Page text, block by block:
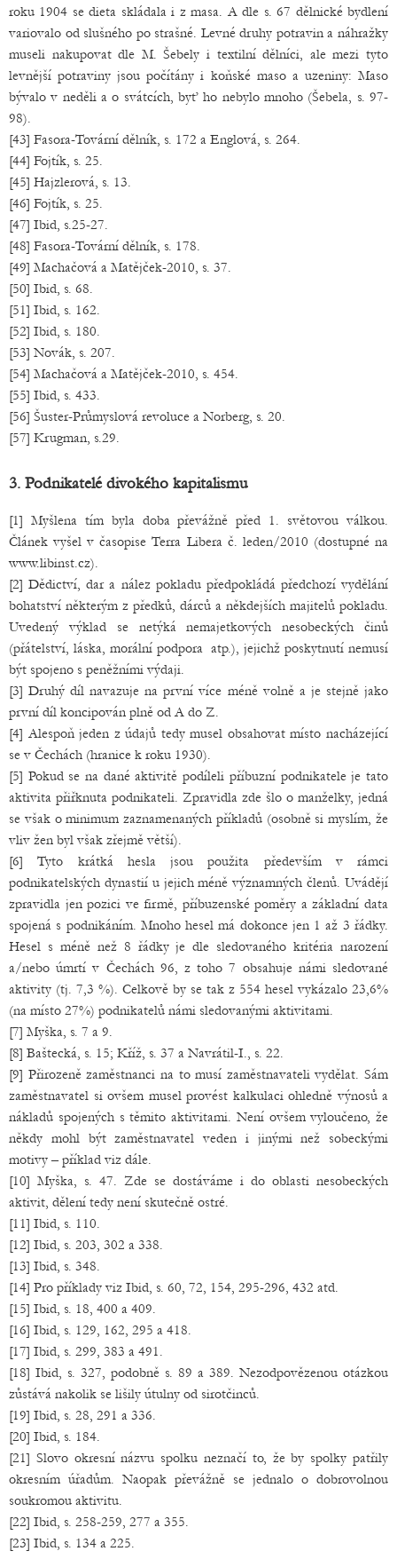
roku 1904 se dieta skládala i z masa. A dle s. 67 dělnické bydlení
variovalo od slušného po strašné. Levné druhy potravin a náhražky
museli nakupovat dle M. Šebely i textilní dělníci, ale mezi tyto
levnější potraviny jsou počítány i koňské maso a uzeniny: Maso
bývalo v neděli a o svátcích, byť ho nebylo mnoho (Šebela, s. 97-
98).
[43] Fasora-Tovární dělník, s. 172 a Englová, s. 264.
[44] Fojtík, s. 25.
[45] Hajzlerová, s. 13.
[46] Fojtík, s. 25.
[47] Ibid, s.25-27.
[48] Fasora-Tovární dělník, s. 178.
[49] Machačová a Matějček-2010, s. 37.
[50] Ibid, s. 68.
[51] Ibid, s. 162.
[52] Ibid, s. 180.
[53] Novák, s. 207.
[54] Machačová a Matějček-2010, s. 454.
[55] Ibid, s. 433.
[56] Šuster-Průmyslová revoluce a Norberg, s. 20.
[57] Krugman, s.29.
3. Podnikatelé divokého kapitalismu
[1] Myšlena tím byla doba převážně před 1. světovou válkou.
Článek vyšel v časopise Terra Libera č. leden/2010 (dostupné na
www.libinst.cz).
[2] Dědictví, dar a nález pokladu předpokládá předchozí vydělání
bohatství některým z předků, dárců a někdejších majitelů pokladu.
Uvedený výklad se netýká nemajetkových nesobeckých činů
(přátelství, láska, morální podpora atp.), jejichž poskytnutí nemusí
být spojeno s peněžními výdaji.
[3] Druhý díl navazuje na první více méně volně a je stejně jako
první díl koncipován plně od A do Z.
[4] Alespoň jeden z údajů tedy musel obsahovat místo nacházející
se v Čechách (hranice k roku 1930).
[5] Pokud se na dané aktivitě podíleli příbuzní podnikatele je tato
aktivita přiřknuta podnikateli. Zpravidla zde šlo o manželky, jedná
se však o minimum zaznamenaných příkladů (osobně si myslím, že
vliv žen byl však zřejmě větší).
[6] Tyto krátká hesla jsou použita především v rámci
podnikatelských dynastií u jejich méně významných členů. Uvádějí
zpravidla jen pozici ve firmě, příbuzenské poměry a základní data
spojená s podnikáním. Mnoho hesel má dokonce jen 1 až 3 řádky.
Hesel s méně než 8 řádky je dle sledovaného kritéria narození
a/nebo úmrtí v Čechách 96, z toho 7 obsahuje námi sledované
aktivity (tj. 7,3 %). Celkově by se tak z 554 hesel vykázalo 23,6%
(na místo 27%) podnikatelů námi sledovanými aktivitami.
[7] Myška, s. 7 a 9.
[8] Baštecká, s. 15; Kříž, s. 37 a Navrátil-I., s. 22.
[9] Přirozeně zaměstnanci na to musí zaměstnavateli vydělat. Sám
zaměstnavatel si ovšem musel provést kalkulaci ohledně výnosů a
nákladů spojených s těmito aktivitami. Není ovšem vyloučeno, že
někdy mohl být zaměstnavatel veden i jinými než sobeckými
motivy – příklad viz dále.
[10] Myška, s. 47. Zde se dostáváme i do oblasti nesobeckých
aktivit, dělení tedy není skutečně ostré.
[11] Ibid, s. 110.
[12] Ibid, s. 203, 302 a 338.
[13] Ibid, s. 348.
[14] Pro příklady viz Ibid, s. 60, 72, 154, 295-296, 432 atd.
[15] Ibid, s. 18, 400 a 409.
[16] Ibid, s. 129, 162, 295 a 418.
[17] Ibid, s. 299, 383 a 491.
[18] Ibid, s. 327, podobně s. 89 a 389. Nezodpovězenou otázkou
zůstává nakolik se lišily útulny od sirotčinců.
[19] Ibid, s. 28, 291 a 336.
[20] Ibid, s. 184.
[21] Slovo okresní názvu spolku neznačí to, že by spolky patřily
okresním úřadům. Naopak převážně se jednalo o dobrovolnou
soukromou aktivitu.
[22] Ibid, s. 258-259, 277 a 355.
[23] Ibid, s. 134 a 225.